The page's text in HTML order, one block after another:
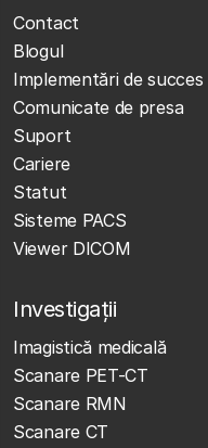
Contact
Blogul
Implementări de succes
Comunicate de presa
Suport
Cariere
Statut
Sisteme PACS
Viewer DICOM
Investigații
Imagistică medicală
Scanare PET-CT
Scanare RMN
Scanare CT